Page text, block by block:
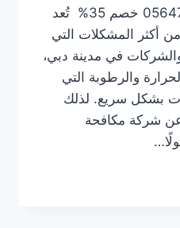
حشرات في دبي 0564777188 خصم 35% تُعد
أكثر المشكلات التي
في مدينة دبي،
والرطوبة التي
بشكل سريع. لذلك
شركة مكافحة